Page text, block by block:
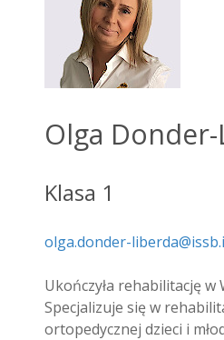
Olga
Klasa 1
olga.donder-
Ukończyła rehabilitację w
Specjalizuje się w
ortopedycznej dzieci i